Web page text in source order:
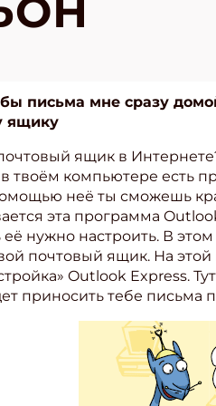
письма мне сразу
ящику
ящик в
твоём компьютере есть
неё ты сможешь
эта программа
нужно настроить. В
почтовый ящик. На
Outlook Express.
приносить тебе письма